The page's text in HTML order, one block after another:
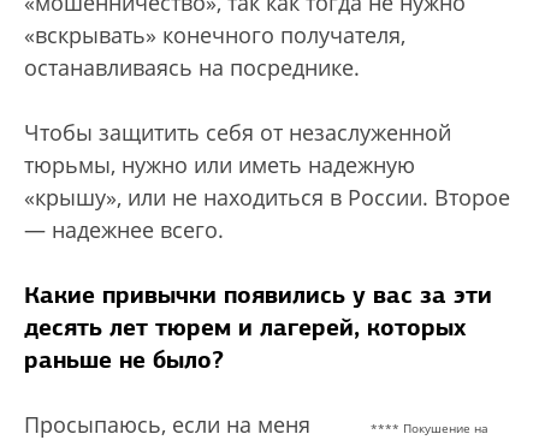
«вскрывать» конечного получателя,
останавливаясь на посреднике.
Чтобы защитить себя от незаслуженной
тюрьмы, нужно или иметь надежную
«крышу», или не находиться в России. Второе
— надежнее всего.
Какие привычки появились у вас за эти
десять лет тюрем и лагерей, которых
раньше не было?
**** Покушение на
Просыпаюсь, если на меня